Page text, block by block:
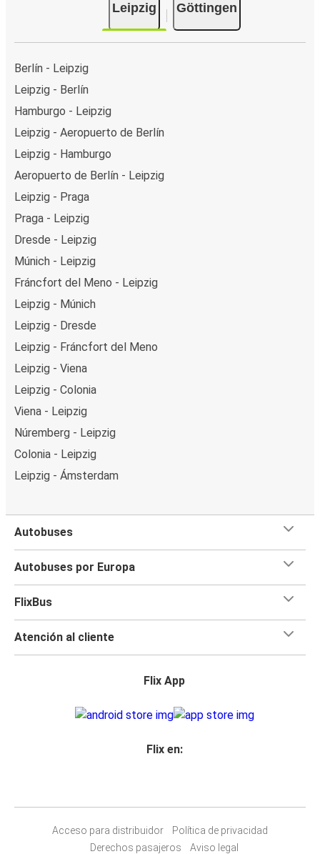
Leipzig Göttingen
Berlín - Leipzig
Leipzig - Berlín
Hamburgo - Leipzig
Leipzig - Aeropuerto de Berlín
Leipzig - Hamburgo
Aeropuerto de Berlín - Leipzig
Leipzig - Praga
Praga - Leipzig
Dresde - Leipzig
Múnich - Leipzig
Fráncfort del Meno - Leipzig
Leipzig - Múnich
Leipzig - Dresde
Leipzig - Fráncfort del Meno
Leipzig - Viena
Leipzig - Colonia
Viena - Leipzig
Núremberg - Leipzig
Colonia - Leipzig
Leipzig - Ámsterdam
Autobuses
Autobuses por Europa
FlixBus
Atención al cliente
Flix App
Flix en:
Acceso para distribuidor
Política de privacidad
Derechos pasajeros
Aviso legal